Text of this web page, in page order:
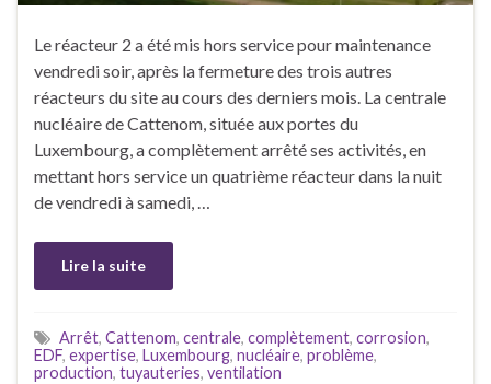
Le réacteur 2 a été mis hors service pour maintenance
vendredi soir, après la fermeture des trois autres
réacteurs du site au cours des derniers mois. La centrale
nucléaire de Cattenom, située aux portes du
Luxembourg, a complètement arrêté ses activités, en
mettant hors service un quatrième réacteur dans la nuit
de vendredi à samedi, …
Lire la suite
Arrêt, Cattenom, centrale, complètement, corrosion,
EDF, expertise, Luxembourg, nucléaire, problème,
production, tuyauteries, ventilation